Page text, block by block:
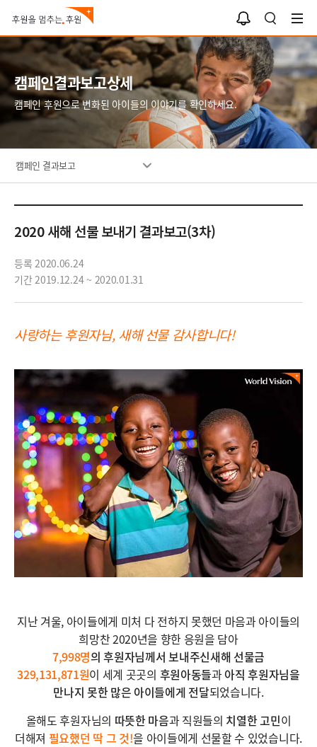
검
색
알
림
함
캠페인결과보고상세
캠페인 후원으로 변화된 아이들의 이야기를 확인하세요.
캠페인 결과보고
2020 새해 선물 보내기 결과보고(3차)
등록 2020.06.24
기간 2019.12.24 ~ 2020.01.31
사랑하는 후원자님, 새해 선물 감사합니다!
지난 겨울, 아이들에게 미처 다 전하지 못했던 마음과 아이들의
희망찬 2020년을 향한 응원을 담아
7,998명의 후원자님께서 보내주신새해 선물금
329,131,871원이 세계 곳곳의 후원아동들과아직 후원자님을
만나지 못한 많은 아이들에게 전달되었습니다.
올해도 후원자님의 따뜻한 마음과 직원들의 치열한 고민이
더해져 필요했던 딱 그 것!을 아이들에게 선물할 수 있었습니다.